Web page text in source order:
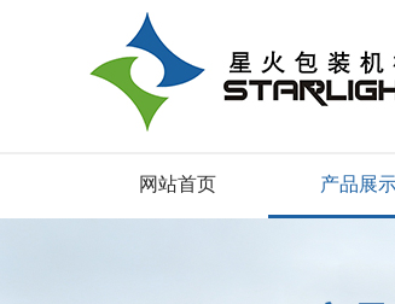
网站首页 产品展